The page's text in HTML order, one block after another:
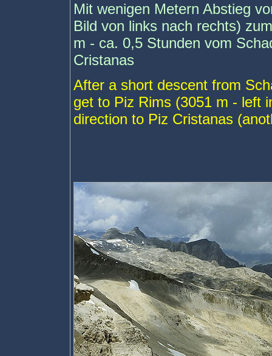
Mit wenigen Metern Abstieg
Bild von links nach rechts)
m - ca. 0,5 Stunden vom
Cristanas
After a short descent from
get to Piz Rims (3051 m - left
direction to Piz Cristanas